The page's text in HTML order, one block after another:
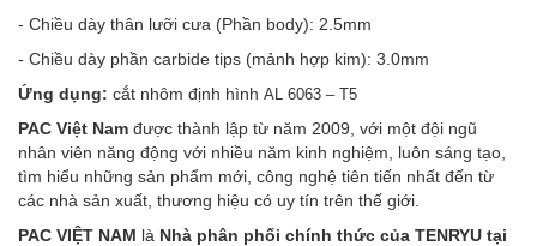
- Chiều dày thân lưỡi cưa (Phần body): 2.5mm
- Chiều dày phần carbide tips (mảnh hợp kim): 3.0mm
Ứng dụng: cắt nhôm định hình AL 6063 – T5
PAC Việt Nam được thành lập từ năm 2009, với một đội ngũ
nhân viên năng động với nhiều năm kinh nghiệm, luôn sáng tạo,
tìm hiểu những sản phẩm mới, công nghệ tiên tiến nhất đến từ
các nhà sản xuất, thương hiệu có uy tín trên thế giới.
PAC VIỆT NAM là Nhà phân phối chính thức của TENRYU tại